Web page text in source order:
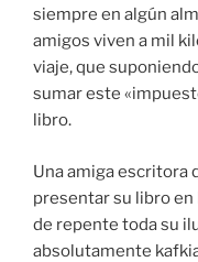
siempre en algún
amigos viven a mil
viaje, que
sumar este
libro.
Una amiga escritora
presentar su libro en
de repente toda su
absolutamente